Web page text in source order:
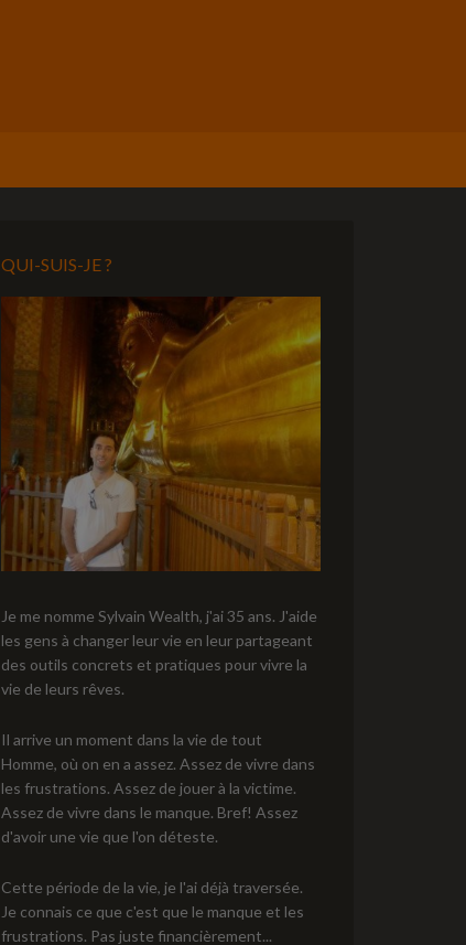
QUI-SUIS-JE ?
Je me nomme Sylvain Wealth, j'ai 35 ans. J'aide
les gens à changer leur vie en leur partageant
des outils concrets et pratiques pour vivre la
vie de leurs rêves.
Il arrive un moment dans la vie de tout
Homme, où on en a assez. Assez de vivre dans
les frustrations. Assez de jouer à la victime.
Assez de vivre dans le manque. Bref! Assez
d'avoir une vie que l'on déteste.
Cette période de la vie, je l'ai déjà traversée.
Je connais ce que c'est que le manque et les
frustrations. Pas juste financièrement...